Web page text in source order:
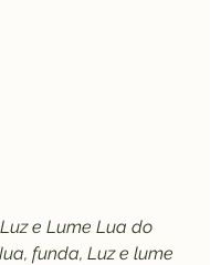
Luz e Lume Lua do
funda, Luz e lume